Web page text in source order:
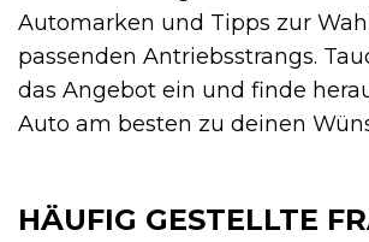
Automarken und Tipps zur
passenden Antriebsstrangs.
das Angebot ein und finde
Auto am besten zu deinen
HÄUFIG GESTELLTE